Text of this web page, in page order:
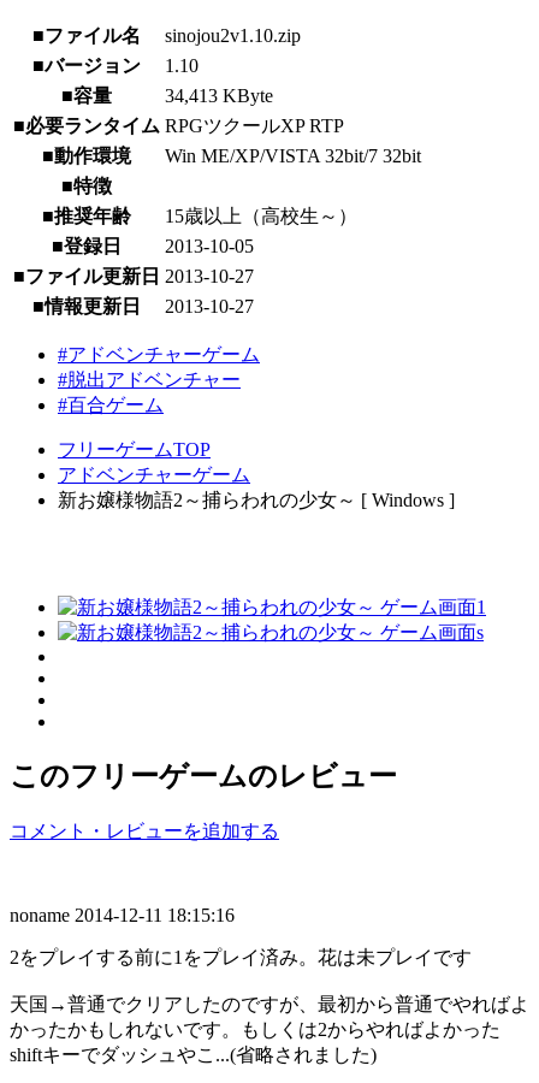
■ファイル名
sinojou2v1.10.zip
■バージョン
1.10
■容量
34,413 KByte
■必要ランタイム RPGツクールXP RTP
■動作環境
Win ME/XP/VISTA 32bit/7 32bit
■特徴
■推奨年齢
15歳以上（高校生～）
■登録日
2013-10-05
■ファイル更新日 2013-10-27
■情報更新日
2013-10-27
#アドベンチャーゲーム
#脱出アドベンチャー
#百合ゲーム
フリーゲームTOP
アドベンチャーゲーム
新お嬢様物語2～捕らわれの少女～ [ Windows ]
このフリーゲームのレビュー
コメント・レビューを追加する
noname 2014-12-11 18:15:16
2をプレイする前に1をプレイ済み。花は未プレイです
天国→普通でクリアしたのですが、最初から普通でやればよ
かったかもしれないです。もしくは2からやればよかった
shiftキーでダッシュやこ...(省略されました)